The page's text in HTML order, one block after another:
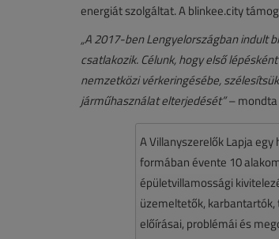
energiát szolgáltat. A blinkee.city
„A 2017-ben Lengyelországban indult
csatlakozik. Célunk, hogy első
nemzetközi vérkeringésébe,
járműhasználat elterjedését”– mondta
A Villanyszerelők Lapja
formában évente 10
épületvillamossági
üzemeltetők, karbantartók,
előírásai, problémái és